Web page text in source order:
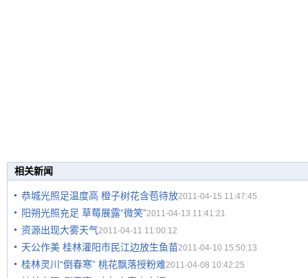
相关新闻
恭城光照足温度高 橙子树花含苞待放2011-04-15 11:47:45
阳朔光照充足 草莓展露“微笑”2011-04-13 11:41:21
资源出现大雾天气2011-04-11 11:00:12
天公作美 桂林灌阳市民江边放生鱼苗2011-04-10 15:50:13
桂林灵川“倒春寒” 桃花飘落授粉难2011-04-08 10:42:25